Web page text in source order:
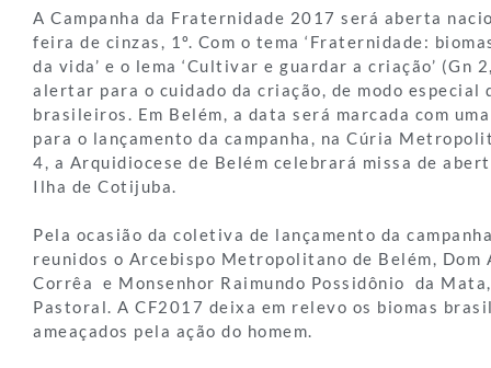
A Campanha da Fraternidade 2017 será aberta
feira de cinzas, 1º. Com o tema ‘Fraternidade:
da vida’ e o lema ‘Cultivar e guardar a criação’ (Gn
alertar para o cuidado da criação, de modo especial
brasileiros. Em Belém, a data será marcada com
para o lançamento da campanha, na Cúria
4, a Arquidiocese de Belém celebrará missa de
Ilha de Cotijuba.
Pela ocasião da coletiva de lançamento da
reunidos o Arcebispo Metropolitano de Belém, Dom
Corrêa e Monsenhor Raimundo Possidônio da
Pastoral. A CF2017 deixa em relevo os biomas
ameaçados pela ação do homem.